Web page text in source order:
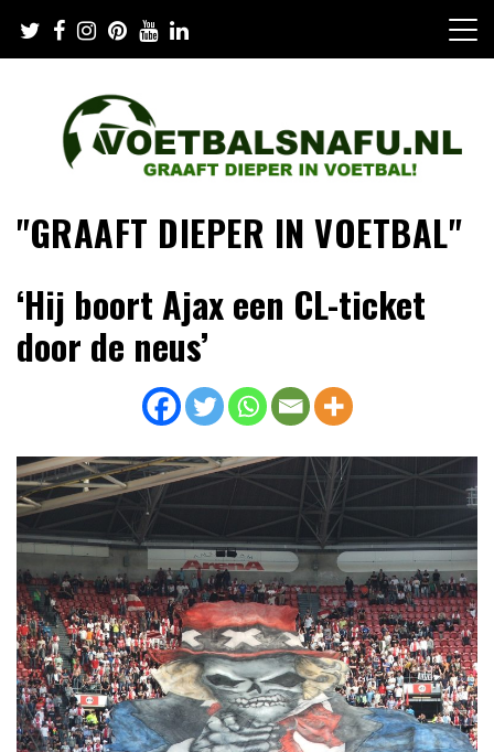
content
"GRAAFT DIEPER IN VOETBAL"
‘Hij boort Ajax een CL-ticket
door de neus’